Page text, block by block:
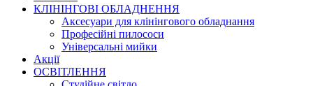
КЛІНІНГОВІ ОБЛАДНЕННЯ
Аксесуари для клінінгового обладнання
Професійні пилососи
Універсальні мийки
Акції
ОСВІТЛЕННЯ